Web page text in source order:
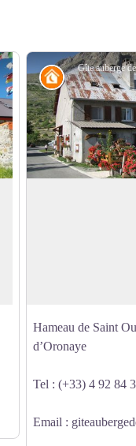
Gîte auberge
Refuge
Hameau de Saint
d’Oronaye
Tel : (+33) 4 92 84
Email :